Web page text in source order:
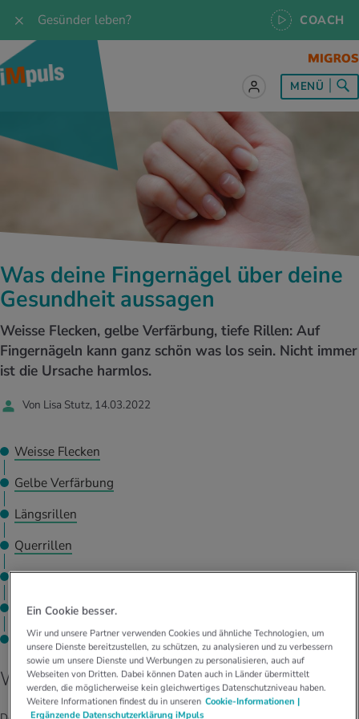
Gesünder leben? COACH
zum Thema Ernährung
Essen
THEMEN IM BEREICH ERNÄHRUNG
BMI berechnen
zum Thema Bewegung
& Jogging
& Outdoor
& Biken
THEMEN IM BEREICH BEWEGUNG
Kalorienverbrauch berechnen
Personal Health Coaching
zum Thema Entspannung
Life Balance
THEMEN IM BEREICH ENTSPANNUNG
Glücklich sein
Personal Health Coaching
zum Thema Medizin
im Alltag
Wissen
THEMEN IM BEREICH MEDIZIN
Mund- & Zahnpflege
zum Thema Services
Test & Quizze
iMpuls
THEMEN IM BEREICH SERVICES
Tools, Test & Quizze
MENÜ
Was deine Fingernägel über deine
Gesundheit aussagen
Weisse Flecken, gelbe Verfärbung, tiefe Rillen: Auf
Fingernägeln kann ganz schön was los sein. Nicht immer
ist die Ursache harmlos.
Von Lisa Stutz, 14.03.2022
Weisse Flecken
Gelbe Verfärbung
Längsrillen
Querrillen
Brüchige Enden
Nach unten gewölbt
Nach oben gewölbt
Weisse Flecken
Ein Cookie besser.
Wir und unsere Partner verwenden Cookies und ähnliche Technologien, um
unsere Dienste bereitzustellen, zu schützen, zu analysieren und zu verbessern
sowie um unsere Dienste und Werbungen zu personalisieren, auch auf
Webseiten von Dritten. Dabei können Daten auch in Länder übermittelt
werden, die möglicherweise kein gleichwertiges Datenschutzniveau haben.
Weitere Informationen findest du in unseren Cookie-Informationen |
Ergänzende Datenschutzerklärung iMpuls